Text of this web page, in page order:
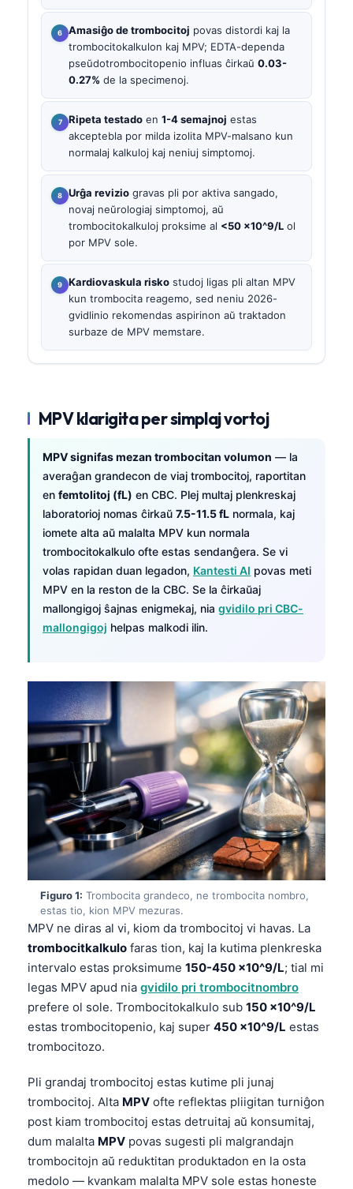
Amasiĝo de trombocitoj povas distordi kaj la
trombocitokalkulon kaj MPV; EDTA-dependa
pseŭdotrombocitopenio influas ĉirkaŭ 0.03-
0.27% de la specimenoj.
Ripeta testado en 1-4 semajnoj estas
akceptebla por milda izolita MPV-malsano kun
normalaj kalkuloj kaj neniuj simptomoj.
Urĝa revizio gravas pli por aktiva sangado,
novaj neŭrologiaj simptomoj, aŭ
trombocitokalkuloj proksime al <50 ×10^9/L ol
por MPV sole.
Kardiovaskula risko studoj ligas pli altan MPV
kun trombocita reagemo, sed neniu 2026-
gvidlinio rekomendas aspirinon aŭ traktadon
surbaze de MPV memstare.
MPV klarigita per simplaj vortoj
MPV signifas mezan trombocitan volumon — la
averaĝan grandecon de viaj trombocitoj, raportitan
en femtolitoj (fL) en CBC. Plej multaj plenkreskaj
laboratorioj nomas ĉirkaŭ 7.5-11.5 fL normala, kaj
iomete alta aŭ malalta MPV kun normala
trombocitokalkulo ofte estas sendanĝera. Se vi
volas rapidan duan legadon, Kantesti AI povas meti
MPV en la reston de la CBC. Se la ĉirkaŭaj
mallongigoj ŝajnas enigmekaj, nia gvidilo pri CBC-
mallongigoj helpas malkodi ilin.
Figuro 1: Trombocita grandeco, ne trombocita nombro,
estas tio, kion MPV mezuras.
MPV ne diras al vi, kiom da trombocitoj vi havas. La
trombocitkalkulo faras tion, kaj la kutima plenkreska
intervalo estas proksimume 150-450 ×10^9/L; tial mi
legas MPV apud nia gvidilo pri trombocitnombro
prefere ol sole. Trombocitokalkulo sub 150 ×10^9/L
estas trombocitopenio, kaj super 450 ×10^9/L estas
trombocitozo.
Pli grandaj trombocitoj estas kutime pli junaj
trombocitoj. Alta MPV ofte reflektas pliigitan turniĝon
post kiam trombocitoj estas detruitaj aŭ konsumitaj,
dum malalta MPV povas sugesti pli malgrandajn
trombocitojn aŭ reduktitan produktadon en la osta
medolo — kvankam malalta MPV sole estas honeste